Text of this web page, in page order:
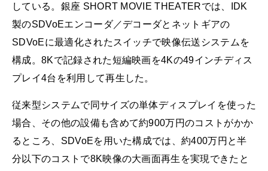
している。銀座 SHORT MOVIE THEATERでは、IDK
製のSDVoEエンコーダ／デコーダとネットギアの
SDVoEに最適化されたスイッチで映像伝送システムを
構成。8Kで記録された短編映画を4Kの49インチディス
プレイ4台を利用して再生した。
従来型システムで同サイズの単体ディスプレイを使った
場合、その他の設備も含めて約900万円のコストがかか
るところ、SDVoEを用いた構成では、約400万円と半
分以下のコストで8K映像の大画面再生を実現できたと